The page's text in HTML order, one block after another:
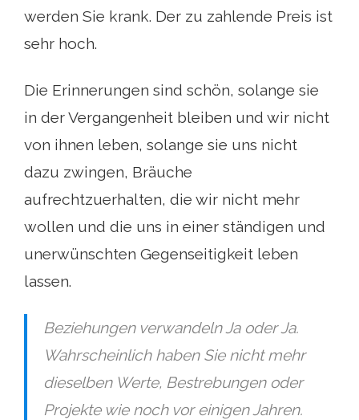
werden Sie krank. Der zu zahlende Preis ist
sehr hoch.
Die Erinnerungen sind schön, solange sie
in der Vergangenheit bleiben und wir nicht
von ihnen leben, solange sie uns nicht
dazu zwingen, Bräuche
aufrechtzuerhalten, die wir nicht mehr
wollen und die uns in einer ständigen und
unerwünschten Gegenseitigkeit leben
lassen.
Beziehungen verwandeln Ja oder Ja.
Wahrscheinlich haben Sie nicht mehr
dieselben Werte, Bestrebungen oder
Projekte wie noch vor einigen Jahren.